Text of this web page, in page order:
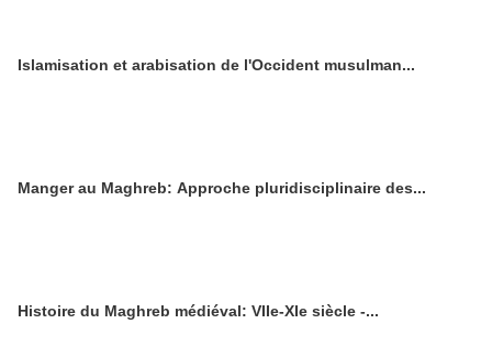
Islamisation et arabisation de l'Occident musulman...
Manger au Maghreb: Approche pluridisciplinaire des...
Histoire du Maghreb médiéval: VIIe-XIe siècle -...